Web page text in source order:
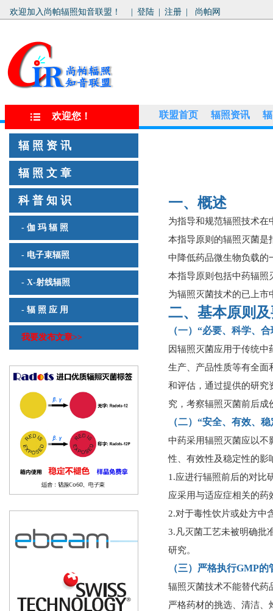
欢迎加入尚帕辐照知音联盟！ 登陆 注册 尚帕网
欢迎您！ 联盟首页 辐照资讯
辐 照 资 讯
辐 照 文 章
科 普 知 识
- 伽 玛 辐 照
- 电子束辐照
- X-射线辐照
- 辐 照 应 用
我要发布文章>>
一、概述
为指导和规范辐照技术
本指导原则的辐照灭菌是
中降低药品微生物负载的
本指导原则包括中药辐照
为辐照灭菌技术的已上市
二、基本原则
（一）“必要、科学、
因辐照灭菌应用于传统
生产、产品性质等有全面
和评估，通过提供的研究
究，考察辐照灭菌前后成
（二）“安全、有效、
中药采用辐照灭菌应以不
性、有效性及稳定性的影
1.应进行辐照前后的对比
应采用与适应症相关的
2.对于毒性饮片或处方中
3.凡灭菌工艺未被明确批
研究。
（三）严格执行GMP的
辐照灭菌技术不能替代药
严格药材的挑选、清洁